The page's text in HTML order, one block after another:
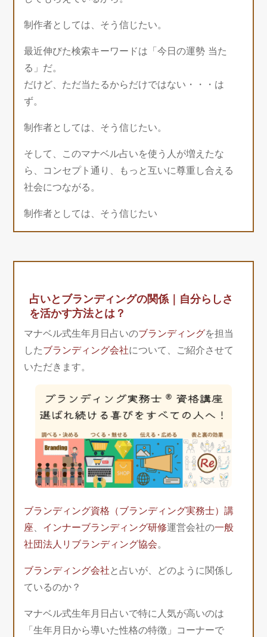
制作者としては、そう信じたい。
最近伸びた検索キーワードは「今日の運勢 当た
る」だ。
だけど、ただ当たるからだけではない・・・は
ず。
制作者としては、そう信じたい。
そして、このマナベル占いを使う人が増えたな
ら、コンセプト通り、もっと互いに尊重し合える
社会につながる。
制作者としては、そう信じたい
占いとブランディングの関係｜自分らしさ
を活かす方法とは？
マナベル式生年月日占いのブランディングを担当
したブランディング会社について、ご紹介させて
いただきます。
ブランディング資格（ブランディング実務士）講
座、 インナーブランディング研修運営会社の一般
社団法人リブランディング協会。
ブランディング会社 と占いが、どのように関係し
ているのか？
マナベル式生年月日占いで特に人気が高いのは
「生年月日から導いた性格の特徴」コーナーで